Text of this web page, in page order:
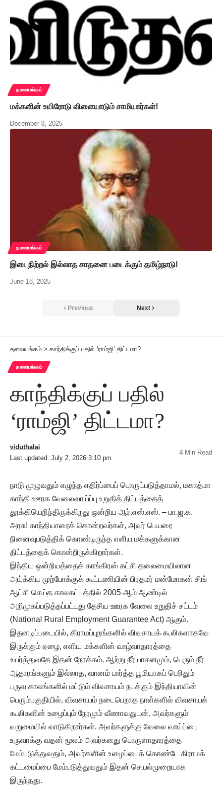
தலையங்கம்
மக்களின் உயிரோடு விளையாடும் சாமியார்கள்!
December 8, 2025
தலையங்கம்
இடைநிற்றல் இல்லாத சாதனை படைக்கும் தமிழ்நாடு!
June 18, 2025
Previous Next
தலையங்கம் > காந்திக்குப் பதில் ‘ராம்ஜி’ திட்டமா?
தலையங்கம்
காந்திக்குப் பதில்
‘ராம்ஜி’ திட்டமா?
Last updated: July 2, 2026 3:10 pm
viduthalai
4 Min Read
நாடு முழுவதும் எழுந்த எதிர்ப்பைப் பொருட்படுத்தாமல், மகாத்மா
காந்தி ஊரக வேலைவாய்ப்பு உறுதித் திட்டத்தைத்
தூக்கியெறிந்திருக்கிறது ஒன்றிய ஆர்.எஸ்.எஸ். – பா.ஜ.க.
அரசு! காந்தியாரைக் கொன்றவர்கள், அவர் பெயரை
நினைவுபடுத்திக் கொண்டிருந்த எளிய மக்களுக்கான
திட்டத்தைக் கொன்றிருக்கிறார்கள்.
இந்திய ஒன்றியத்தைக் காங்கிரஸ் கட்சி தலைமையிலான
அய்க்கிய முற்போக்குக் கூட்டணியின் பிரதமர் மன்மோகன் சிங்
ஆட்சி செய்த காலகட்டத்தில் 2005-ஆம் ஆண்டில்
அறிமுகப்படுத்தப்பட்டது தேசிய ஊரக வேலை உறுதிச் சட்டம்
(National Rural Employment Guarantee Act) ஆகும்.
இதனடிப்படையில், கிராமப்புறங்களில் விவசாயக் கூலிகளாகவே
இருக்கும் ஏழை, எளிய மக்களின் வாழ்வாதாரத்தை
உயர்த்துவதே இதன் நோக்கம். ஆற்று நீர் பாசனமும், பெரும் நீர்
ஆதாரங்களும் இல்லாத, வானம் பார்த்த பூமியாகப் பெரிதும்
பருவ காலங்களில் மட்டும் விவசாயம் நடக்கும் இந்தியாவின்
பெரும்பகுதியில், விவசாயம் நடைபெறாத நாள்களில் விவசாயக்
கூலிகளின் உழைப்பும் நேரமும் வீணாவதுடன், அவர்களும்
வறுமையில் வாடுகிறார்கள். அவர்களுக்கு வேலை வாய்ப்பை
உருவாக்கு வதன் மூலம் அவர்களது பொருளாதாரத்தை
மேம்படுத்துவதும், அவர்களின் உழைப்பைக் கொண்டே கிராமக்
கட்டமைப்பை மேம்படுத்துவதும் இதன் செயல்முறையாக
இருந்தது.